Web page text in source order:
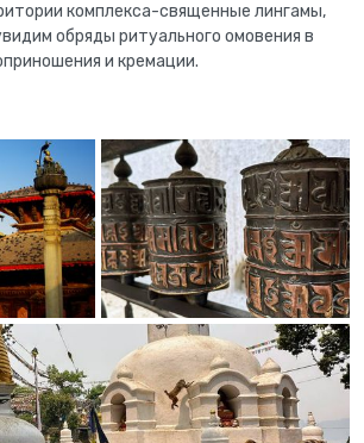
комплекса-священные лингамы,
обряды ритуального омовения в
и кремации.